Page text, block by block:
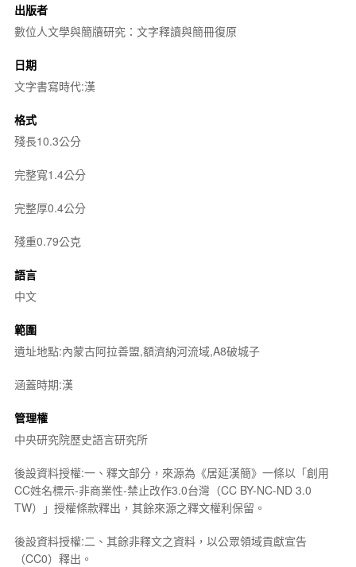
出版者
數位人文學與簡牘研究：文字釋讀與簡冊復原
日期
文字書寫時代:漢
格式
殘長10.3公分
完整寬1.4公分
完整厚0.4公分
殘重0.79公克
語言
中文
範圍
遺址地點:內蒙古阿拉善盟,額濟納河流域,A8破城子
涵蓋時期:漢
管理權
中央研究院歷史語言研究所
後設資料授權:一、釋文部分，來源為《居延漢簡》一條以「創用
CC姓名標示-非商業性-禁止改作3.0台灣（CC BY-NC-ND 3.0
TW）」授權條款釋出，其餘來源之釋文權利保留。
後設資料授權:二、其餘非釋文之資料，以公眾領域貢獻宣告
（CC0）釋出。